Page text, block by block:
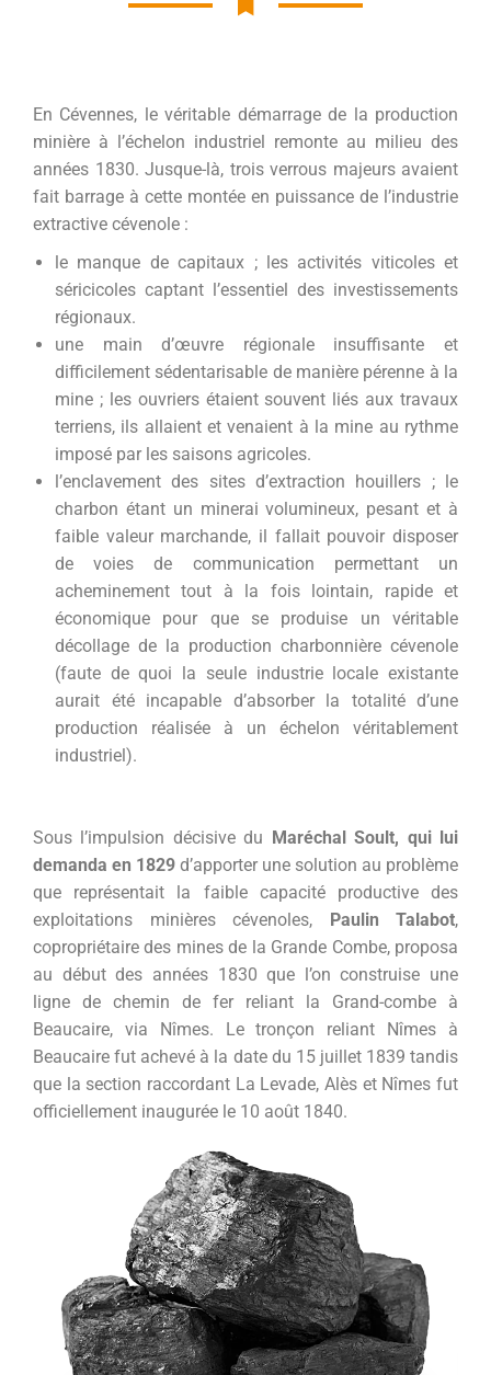
En Cévennes, le véritable démarrage de la production
minière à l’échelon industriel remonte au milieu des
années 1830. Jusque-là, trois verrous majeurs avaient
fait barrage à cette montée en puissance de l’industrie
extractive cévenole :
le manque de capitaux ; les activités viticoles et
séricicoles captant l’essentiel des investissements
régionaux.
une main d’œuvre régionale insuffisante et
difficilement sédentarisable de manière pérenne à la
mine ; les ouvriers étaient souvent liés aux travaux
terriens, ils allaient et venaient à la mine au rythme
imposé par les saisons agricoles.
l’enclavement des sites d’extraction houillers ; le
charbon étant un minerai volumineux, pesant et à
faible valeur marchande, il fallait pouvoir disposer
de voies de communication permettant un
acheminement tout à la fois lointain, rapide et
économique pour que se produise un véritable
décollage de la production charbonnière cévenole
(faute de quoi la seule industrie locale existante
aurait été incapable d’absorber la totalité d’une
production réalisée à un échelon véritablement
industriel).
Sous l’impulsion décisive du Maréchal Soult, qui lui
demanda en 1829 d’apporter une solution au problème
que représentait la faible capacité productive des
exploitations minières cévenoles, Paulin Talabot,
copropriétaire des mines de la Grande Combe, proposa
au début des années 1830 que l’on construise une
ligne de chemin de fer reliant la Grand-combe à
Beaucaire, via Nîmes. Le tronçon reliant Nîmes à
Beaucaire fut achevé à la date du 15 juillet 1839 tandis
que la section raccordant La Levade, Alès et Nîmes fut
officiellement inaugurée le 10 août 1840.